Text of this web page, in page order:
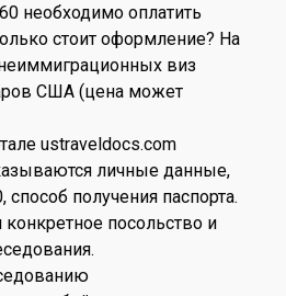
необходимо оплатить
стоит оформление? На
виз
США (цена может
ustraveldocs.com
личные данные,
получения паспорта.
посольство и